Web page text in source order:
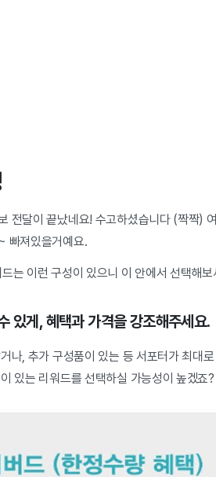
전달이 끝났네요! 수고하셨습니다 (짝짝)
빠져있을거예요.
는 이런 구성이 있으니 이 안에서 선택해
있게, 혜택과 가격을 강조해주세요.
나, 추가 구성품이 있는 등 서포터가 최대
있는 리워드를 선택하실 가능성이 높겠죠?